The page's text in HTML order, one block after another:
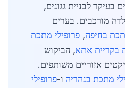
בעיקר לבניית גגונים,
מורכבים. בערים
בחיפה, פרופילי מתכת
בקריית אתא, הביקוש
אזוריים משותפים.
מתכת בנהריה ו-פרופילי